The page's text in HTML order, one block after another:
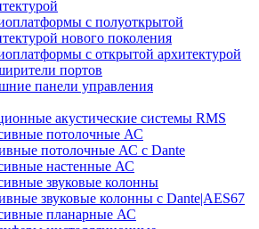
с полуоткрытой
нового поколения
с открытой архитектурой
портов
панели управления
акустические системы RMS
потолочные АС
потолочные АС с Dante
настенные АС
звуковые колонны
звуковые колонны с Dante|AES67
планарные АС